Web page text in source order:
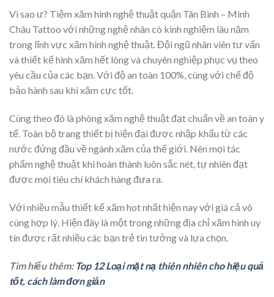
Vì sao ư? Tiệm xăm hình nghệ thuật quận Tân Bình – Minh
Châu Tattoo với những nghệ nhân có kinh nghiệm lâu năm
trong lĩnh vực xăm hình nghệ thuật. Đội ngũ nhân viên tư vấn
và thiết kế hình xăm hết lòng và chuyên nghiệp phục vụ theo
yêu cầu của các bạn. Với độ an toàn 100%, cùng với chế độ
bảo hành sau khi xăm cực tốt.
Cùng theo đó là phòng xăm nghệ thuật đạt chuẩn về an toàn y
tế. Toàn bộ trang thiết bị hiện đại được nhập khẩu từ các
nước đứng đầu về ngành xăm của thế giới. Nên mọi tác
phẩm nghệ thuật khi hoàn thành luôn sắc nét, tự nhiên đạt
được mọi tiêu chí khách hàng đưa ra.
Với nhiều mẫu thiết kế xăm hot nhất hiện nay với giá cả vô
cùng hợp lý. Hiện đây là một trong những địa chỉ xăm hình uy
tín được rất nhiều các bạn trẻ tin tưởng và lựa chọn.
Tìm hiểu thêm: Top 12 Loại mặt nạ thiên nhiên cho hiệu quả
tốt, cách làm đơn giản